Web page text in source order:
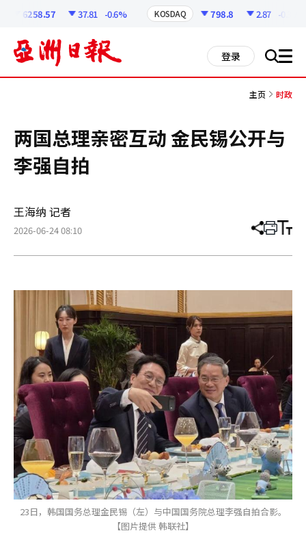
6258.57 37.81 -0.6% KOSDAQ 798.8 2.87 -0.36%
登录 搜 all
主页 时政
两国总理亲密互动 金民锡公开与
李强自拍
王海纳 记者
2026-06-24 08:10 分
章
打 调
小
23日，韩国国务总理金民锡（左）与中国国务院总理李强自拍合影。
【图片提供 韩联社】